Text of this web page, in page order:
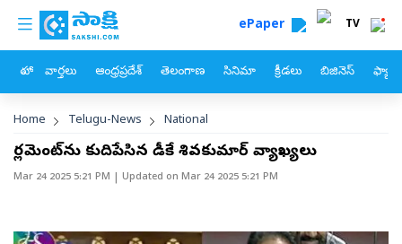
Skip to main content
custom menu ePaper TV
హోం వార్తలు ఆంధ్రప్రదేశ్ తెలంగాణ సినిమా క్రీడలు బిజినెస్
Breadcrumb
Home Telugu-News National
పార్లమెంట్‌ను కుదిపేసిన డీకే శివకుమార్‌ వ్యాఖ్యలు
Mar 24 2025 5:21 PM | Updated on Mar 24 2025 5:21 PM